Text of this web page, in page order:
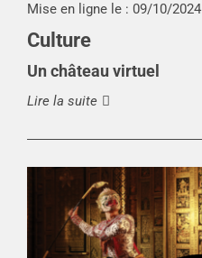
Mise en ligne le : 09/10/2024
Culture
Un château virtuel
Lire la suite